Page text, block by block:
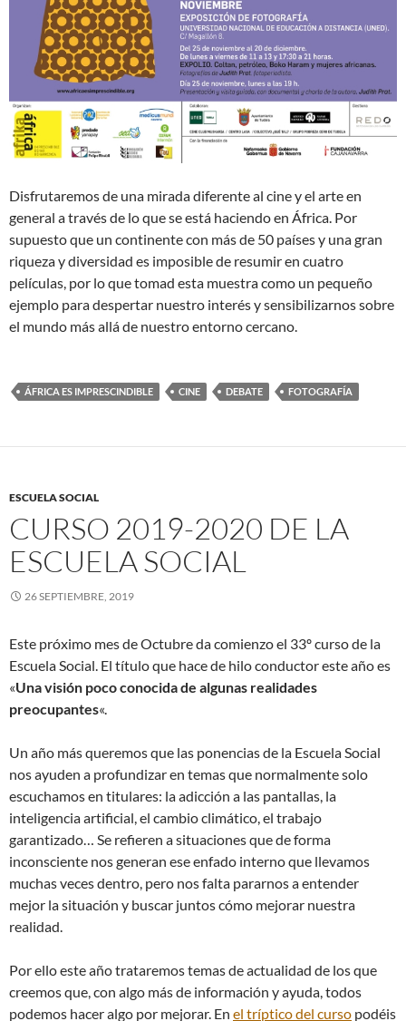
Disfrutaremos de una mirada diferente al cine y el arte en
general a través de lo que se está haciendo en África. Por
supuesto que un continente con más de 50 países y una gran
riqueza y diversidad es imposible de resumir en cuatro
películas, por lo que tomad esta muestra como un pequeño
ejemplo para despertar nuestro interés y sensibilizarnos sobre
el mundo más allá de nuestro entorno cercano.
ÁFRICA ES IMPRESCINDIBLE CINE DEBATE FOTOGRAFÍA
ESCUELA SOCIAL
CURSO 2019-2020 DE LA
ESCUELA SOCIAL
26 SEPTIEMBRE, 2019
Este próximo mes de Octubre da comienzo el 33º curso de la
Escuela Social. El título que hace de hilo conductor este año es
«Una visión poco conocida de algunas realidades
preocupantes«.
Un año más queremos que las ponencias de la Escuela Social
nos ayuden a profundizar en temas que normalmente solo
escuchamos en titulares: la adicción a las pantallas, la
inteligencia artificial, el cambio climático, el trabajo
garantizado… Se refieren a situaciones que de forma
inconsciente nos generan ese enfado interno que llevamos
muchas veces dentro, pero nos falta pararnos a entender
mejor la situación y buscar juntos cómo mejorar nuestra
realidad.
Por ello este año trataremos temas de actualidad de los que
creemos que, con algo más de información y ayuda, todos
podemos hacer algo por mejorar. En el tríptico del curso podéis